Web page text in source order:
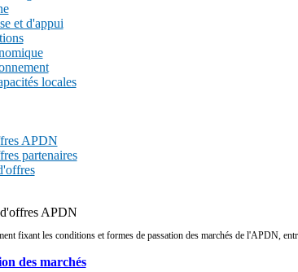
et d'appui
locales
APDN
partenaires
APDN
fixant les conditions et formes de passation des marchés de l'APDN,
des marchés